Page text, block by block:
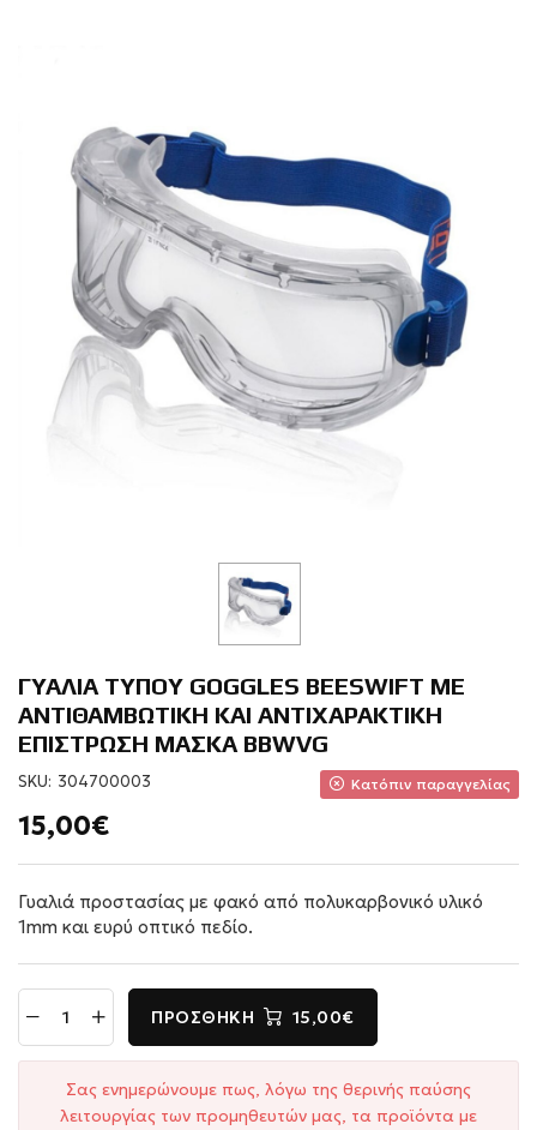
ΓΥΑΛΙΑ ΤΥΠΟΥ GOGGLES BEESWIFT ME
ΑΝΤΙΘΑΜΒΩΤΙΚΗ ΚΑΙ ΑΝΤΙΧΑΡΑΚΤΙΚΗ
ΕΠΙΣΤΡΩΣΗ ΜΑΣΚΑ BBWVG
SKU: 304700003 Κατόπιν παραγγελίας
15,00€
Γυαλιά προστασίας με φακό από πολυκαρβονικό υλικό
1mm και ευρύ οπτικό πεδίο.
ΠΡΟΣΘΉΚΗ 15,00€
Σας ενημερώνουμε πως, λόγω της θερινής παύσης
λειτουργίας των προμηθευτών μας, τα προϊόντα με